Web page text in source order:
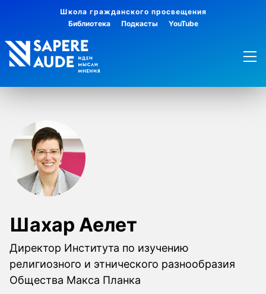
Школа гражданского просвещения
Библиотека
Подкасты YouTube
Шахар Аелет
Директор Института по изучению
религиозного и этнического разнообразия
Общества Макса Планка